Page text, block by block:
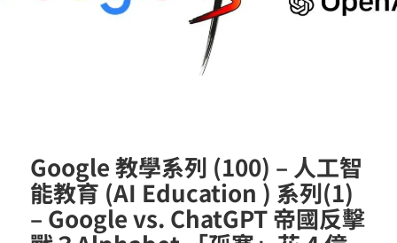
Google 教學系列 (100) – 人工智
能教育 (AI Education ) 系列(1)
– Google vs. ChatGPT 帝國反擊